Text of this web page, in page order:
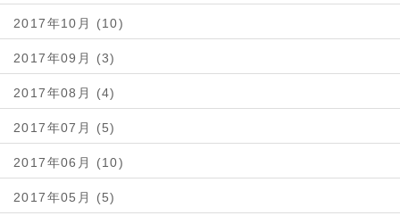
2017年10月 (10)
2017年09月 (3)
2017年08月 (4)
2017年07月 (5)
2017年06月 (10)
2017年05月 (5)